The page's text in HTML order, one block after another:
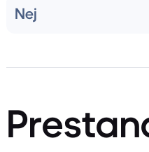
Nej